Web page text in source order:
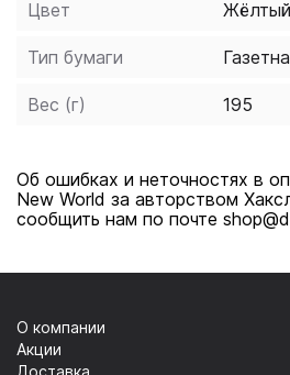
Цвет Жёлтый
Тип бумаги
Вес (г) 195
Об ошибках и неточностях в
New World за авторством
сообщить нам по почте
О компании
Акции
Доставка